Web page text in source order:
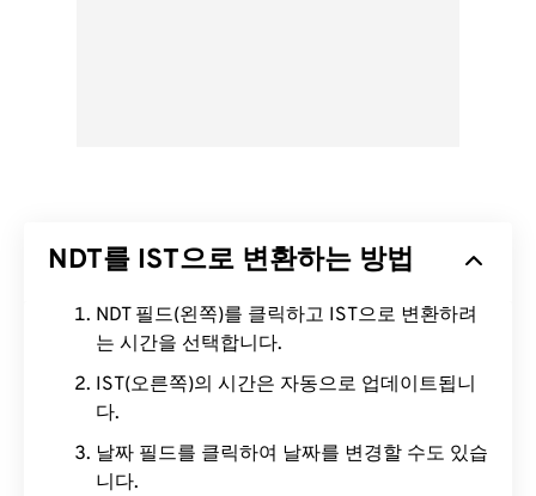
NDT를 IST으로 변환하는 방법
NDT 필드(왼쪽)를 클릭하고 IST으로 변환하려
는 시간을 선택합니다.
IST(오른쪽)의 시간은 자동으로 업데이트됩니
다.
날짜 필드를 클릭하여 날짜를 변경할 수도 있습
니다.